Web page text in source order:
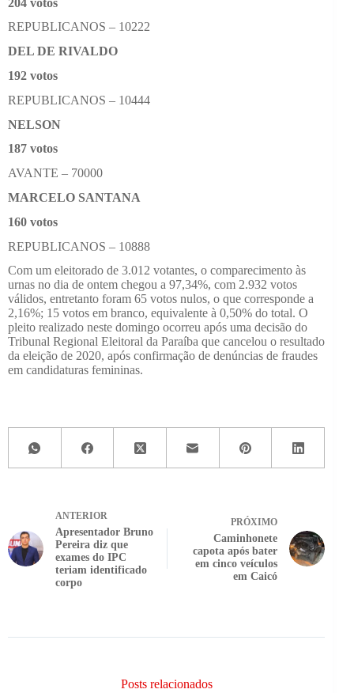
REPUBLICANOS – 10222
DEL DE RIVALDO
192 votos
REPUBLICANOS – 10444
NELSON
187 votos
AVANTE – 70000
MARCELO SANTANA
160 votos
REPUBLICANOS – 10888
Com um eleitorado de 3.012 votantes, o comparecimento às
urnas no dia de ontem chegou a 97,34%, com 2.932 votos
válidos, entretanto foram 65 votos nulos, o que corresponde a
2,16%; 15 votos em branco, equivalente à 0,50% do total. O
pleito realizado neste domingo ocorreu após uma decisão do
Tribunal Regional Eleitoral da Paraíba que cancelou o resultado
da eleição de 2020, após confirmação de denúncias de fraudes
em candidaturas femininas.
ANTERIOR
Apresentador Bruno
Pereira diz que
exames do IPC
teriam identificado
corpo
PRÓXIMO
Caminhonete
capota após bater
em cinco veículos
em Caicó
Posts relacionados